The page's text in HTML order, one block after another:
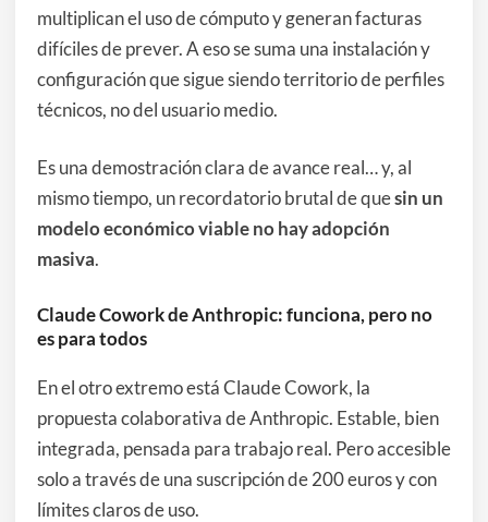
multiplican el uso de cómputo y generan facturas
difíciles de prever. A eso se suma una instalación y
configuración que sigue siendo territorio de perfiles
técnicos, no del usuario medio.
Es una demostración clara de avance real… y, al
mismo tiempo, un recordatorio brutal de quesin un
modelo económico viable no hay adopción
masiva.
Claude Cowork de Anthropic: funciona, pero no
es para todos
En el otro extremo está Claude Cowork, la
propuesta colaborativa de Anthropic. Estable, bien
integrada, pensada para trabajo real. Pero accesible
solo a través de una suscripción de 200 euros y con
límites claros de uso.